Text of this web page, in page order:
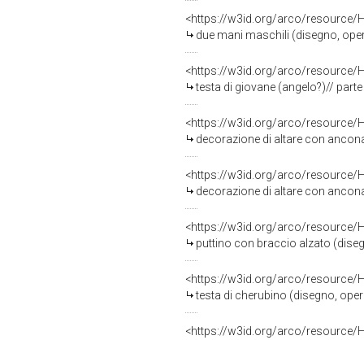
<https://w3id.org/arco/resource/
due mani maschili (disegno,
<https://w3id.org/arco/resource/
testa di giovane (angelo?)// parte
<https://w3id.org/arco/resource/
decorazione di altare con
<https://w3id.org/arco/resource/
decorazione di altare con
<https://w3id.org/arco/resource/
puttino con braccio alzato
<https://w3id.org/arco/resource/
testa di cherubino (disegno,
<https://w3id.org/arco/resource/